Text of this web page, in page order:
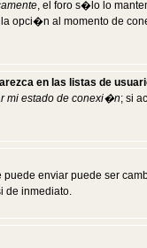
, el foro s�lo lo
opci�n al momento de
en las listas de
mi estado de conexi�n; si
enviar puede ser
de inmediato.